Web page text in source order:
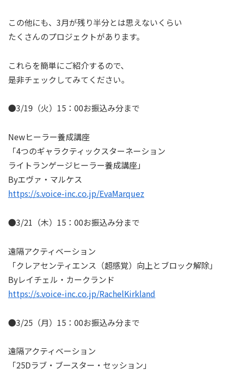
この他にも、3月が残り半分とは思えないくらい
たくさんのプロジェクトがあります。
これらを簡単にご紹介するので、
是非チェックしてみてください。
●3/19（火）15：00お振込み分まで
Newヒーラー養成講座
「4つのギャラクティックスターネーション
ライトランゲージヒーラー養成講座」
Byエヴァ・マルケス
https://s.voice-inc.co.jp/EvaMarquez
●3/21（木）15：00お振込み分まで
遠隔アクティベーション
「クレアセンティエンス（超感覚）向上とブロック解除」
Byレイチェル・カークランド
https://s.voice-inc.co.jp/RachelKirkland
●3/25（月）15：00お振込み分まで
遠隔アクティベーション
「25Dラブ・ブースター・セッション」